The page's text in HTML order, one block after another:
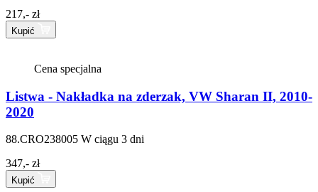
217,- zł
Kupić
Cena specjalna
Listwa - Nakładka na zderzak, VW Sharan II, 2010-
2020
88.CRO238005 W ciągu 3 dni
347,- zł
Kupić